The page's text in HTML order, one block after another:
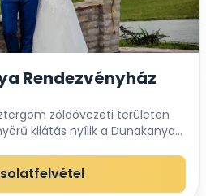
Rendezvényház
zöldövezeti területen
kilátás nyílik a Dunakanyar
családi és nagyobb létszámú